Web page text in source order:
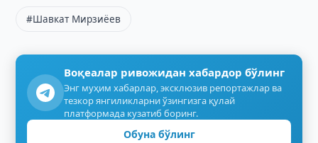
#Шавкат Мирзиёев
Воқеалар ривожидан хабардор бўлинг
Энг муҳим хабарлар, эксклюзив репортажлар ва
тезкор янгиликларни ўзингизга қулай
платформада кузатиб боринг.
Обуна бўлинг